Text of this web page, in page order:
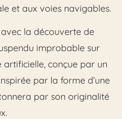
et aux voies navigables.
la découverte de
improbable sur
artificielle, conçue par un
par la forme d’une
par son originalité